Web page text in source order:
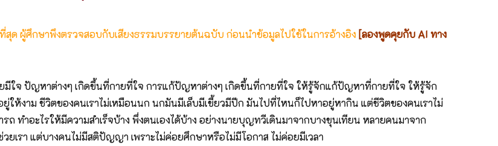
ด ผู้ศึกษาพึงตรวจสอบกับเสียงธรรมบรรยายต้นฉบับ ก่อนนำข้อมูลไปใช้ในการอ้างอิง [ลองพูดคุยกับ AI ทาง
ใจ ปัญหาต่างๆ เกิดขึ้นที่กายที่ใจ การแก้ปัญหาต่างๆ เกิดขึ้นที่กายที่ใจ ให้รู้จักแก้ปัญหาที่กายที่ใจ ให้รู้จัก
ห้งาม ชีวิตของคนเราไม่เหมือนนก นกมันมีเล็บมีเขี้ยวมีปีก มันไปที่ไหนก็ไปหาอยู่หากิน แต่ชีวิตของคนเราไม่
ทำอะไรให้มีความสำเร็จบ้าง พึ่งตนเองได้บ้าง อย่างนายบุญทวีเดินมาจากบางขุนเทียน หลายคนมาจาก
เรา แต่บางคนไม่มีสติปัญญา เพราะไม่ค่อยศึกษาหรือไม่มีโอกาส ไม่ค่อยมีเวลา